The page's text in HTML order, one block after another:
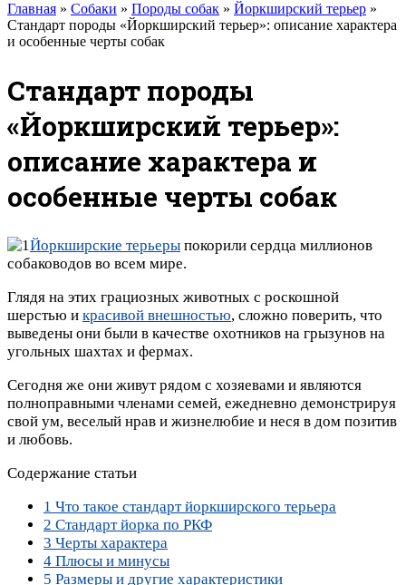
Главная » Собаки » Породы собак » Йоркширский терьер »
Стандарт породы «Йоркширский терьер»: описание характера
и особенные черты собак
Стандарт породы
«Йоркширский терьер»:
описание характера и
особенные черты собак
Йоркширские терьеры покорили сердца миллионов
собаководов во всем мире.
Глядя на этих грациозных животных с роскошной
шерстью и красивой внешностью, сложно поверить, что
выведены они были в качестве охотников на грызунов на
угольных шахтах и фермах.
Сегодня же они живут рядом с хозяевами и являются
полноправными членами семей, ежедневно демонстрируя
свой ум, веселый нрав и жизнелюбие и неся в дом позитив
и любовь.
Содержание статьи
1 Что такое стандарт йоркширского терьера
2 Стандарт йорка по РКФ
3 Черты характера
4 Плюсы и минусы
5 Размеры и другие характеристики